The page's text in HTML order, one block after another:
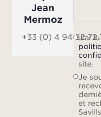
Jean
Mermoz
+33 (0) 4 94 82 72
J’ai
site.
Je
et